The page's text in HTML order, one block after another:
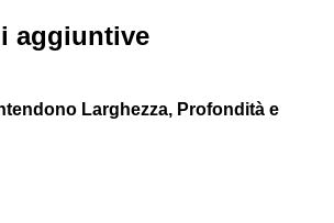
aggiuntive
Larghezza, Profondità e